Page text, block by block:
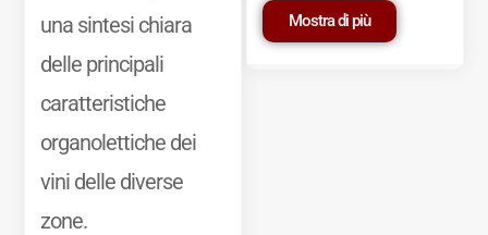
una sintesi chiara
delle principali
caratteristiche
organolettiche dei
vini delle diverse
zone.
Mostra di più